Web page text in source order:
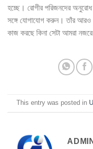
হচ্ছে। রোগীর পরিজনদের
সঙ্গে যোগাযোগ করুন। তাঁর আরও
কাজ করছে কিনা সেটা আমরা নজরে
This entry was posted in
ADMIN